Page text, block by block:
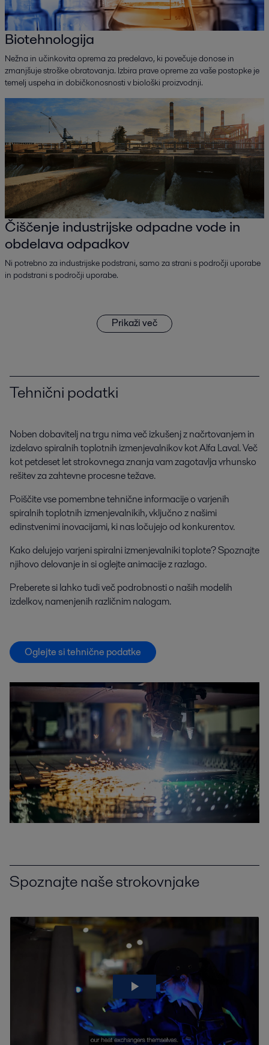
Biotehnologija
Nežna in učinkovita oprema za predelavo, ki povečuje donose in
zmanjšuje stroške obratovanja. Izbira prave opreme za vaše postopke je
temelj uspeha in dobičkonosnosti v biološki proizvodnji.
Čiščenje industrijske odpadne vode in
obdelava odpadkov
Ni potrebno za industrijske podstrani, samo za strani s področji uporabe
in podstrani s področji uporabe.
Prikaži več
Tehnični podatki
Noben dobavitelj na trgu nima več izkušenj z načrtovanjem in
izdelavo spiralnih toplotnih izmenjevalnikov kot Alfa Laval. Več
kot petdeset let strokovnega znanja vam zagotavlja vrhunsko
rešitev za zahtevne procesne težave.
Poiščite vse pomembne tehnične informacije o varjenih
spiralnih toplotnih izmenjevalnikih, vključno z našimi
edinstvenimi inovacijami, ki nas ločujejo od konkurentov.
Kako delujejo varjeni spiralni izmenjevalniki toplote? Spoznajte
njihovo delovanje in si oglejte animacije z razlago.
Preberete si lahko tudi več podrobnosti o naših modelih
izdelkov, namenjenih različnim nalogam.
Oglejte si tehnične podatke
Spoznajte naše strokovnjake